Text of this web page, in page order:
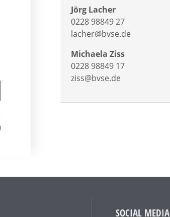
Jörg Lacher
0228 98849 27
lacher@bvse.de
Michaela Ziss
0228 98849 17
ziss@bvse.de
SOCIAL MEDIA